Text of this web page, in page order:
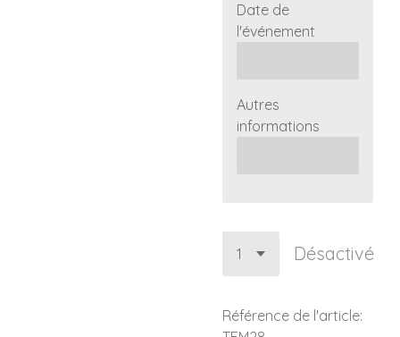
Date de
l'événement
Autres
informations
Désactivé
Référence de l'article: